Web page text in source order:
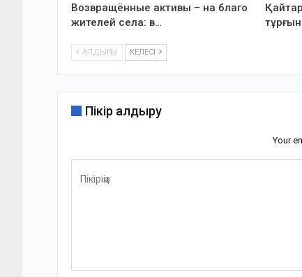
Возвращённые активы – на благо
жителей села: в…
АЛДЫҢҒЫ КЕЛЕСІ
Пікір қалдыру
Your